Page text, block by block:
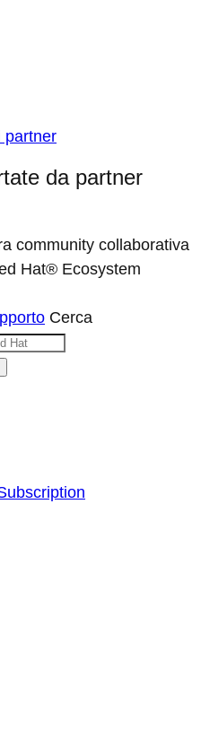
partner
da partner
community collaborativa
Hat® Ecosystem
Cerca